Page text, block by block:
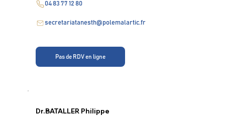
04 83 77 12 80
secretariatanesth@polemalartic.fr
Pas de RDV en ligne
Dr.BATALLER Philippe